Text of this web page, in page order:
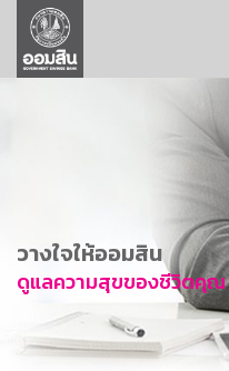
ลูกค้าธุรกิจ
ลูกค้าผู้ประกอบรายย่อย
การพัฒนาที่ยั่งยืน
ข่าวสาร
บริการทางการเงิน
อื่นๆ
วางใจให้ออมสิน
ดูแลความสุขของชีวิตคุณ